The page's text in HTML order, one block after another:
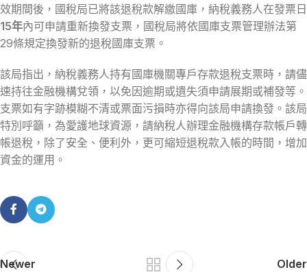
效期間後，國稅局已將該退稅款解繳國庫，納稅義務人在發票日
15年內可申請重新換發支票，國稅局將依國庫支票管理辦法第
29條規定換發新的退稅國庫支票。
該局指出，納稅義務人持有國庫機關專戶存款退稅支票時，請儘
速持往金融機構兌領，以免因逾期或遺失須申請展期或補發等。
支票如有字跡模糊不清或票面污損時亦得向該局申請換發。該局
特別呼籲，為愛護地球資源，請納稅人辦理金融機構存款帳戶轉
帳退稅，除了安全、便利外，更可縮短退稅款入帳的時間，增加
資金的運用。
Newer Older